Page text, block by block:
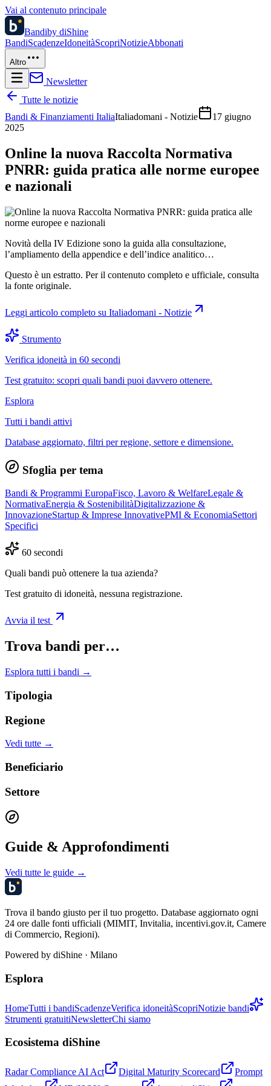
Vai al contenuto principale
Bandiby diShine
BandiScadenzeIdoneitàScopriNotizieAbbonati
Altro
Newsletter
Tutte le notizie
Bandi & Finanziamenti ItaliaItaliadomani - Notizie
17 giugno
2025
Online la nuova Raccolta Normativa
PNRR: guida pratica alle norme europee
e nazionali
Novità della IV Edizione sono la guida alla consultazione,
l’ampliamento della appendice e dell’indice analitico…
Questo è un estratto. Per il contenuto completo e ufficiale, consulta
la fonte originale.
Leggi articolo completo su Italiadomani - Notizie
Strumento
Verifica idoneità in 60 secondi
Test gratuito: scopri quali bandi puoi davvero ottenere.
Esplora
Tutti i bandi attivi
Database aggiornato, filtri per regione, settore e dimensione.
Sfoglia per tema
Bandi & Programmi EuropaFisco, Lavoro & WelfareLegale &
NormativaEnergia & SostenibilitàDigitalizzazione &
InnovazioneStartup & Imprese InnovativePMI & EconomiaSettori
Specifici
60 secondi
Quali bandi può ottenere la tua azienda?
Test gratuito di idoneità, nessuna registrazione.
Avvia il test
Trova bandi per…
Esplora tutti i bandi →
Tipologia
Regione
Vedi tutte →
Beneficiario
Settore
Guide & Approfondimenti
Vedi tutte le guide →
Trova il bando giusto per il tuo progetto. Database aggiornato ogni
24 ore dalle fonti ufficiali (MIMIT, Invitalia, incentivi.gov.it, Camere
di Commercio, Regioni).
Powered by diShine · Milano
Esplora
HomeTutti i bandiScadenzeVerifica idoneitàScopriNotizie bandi
Strumenti gratuitiNewsletterChi siamo
Ecosistema diShine
Radar Compliance AI Act Digital Maturity Scorecard
Prompt